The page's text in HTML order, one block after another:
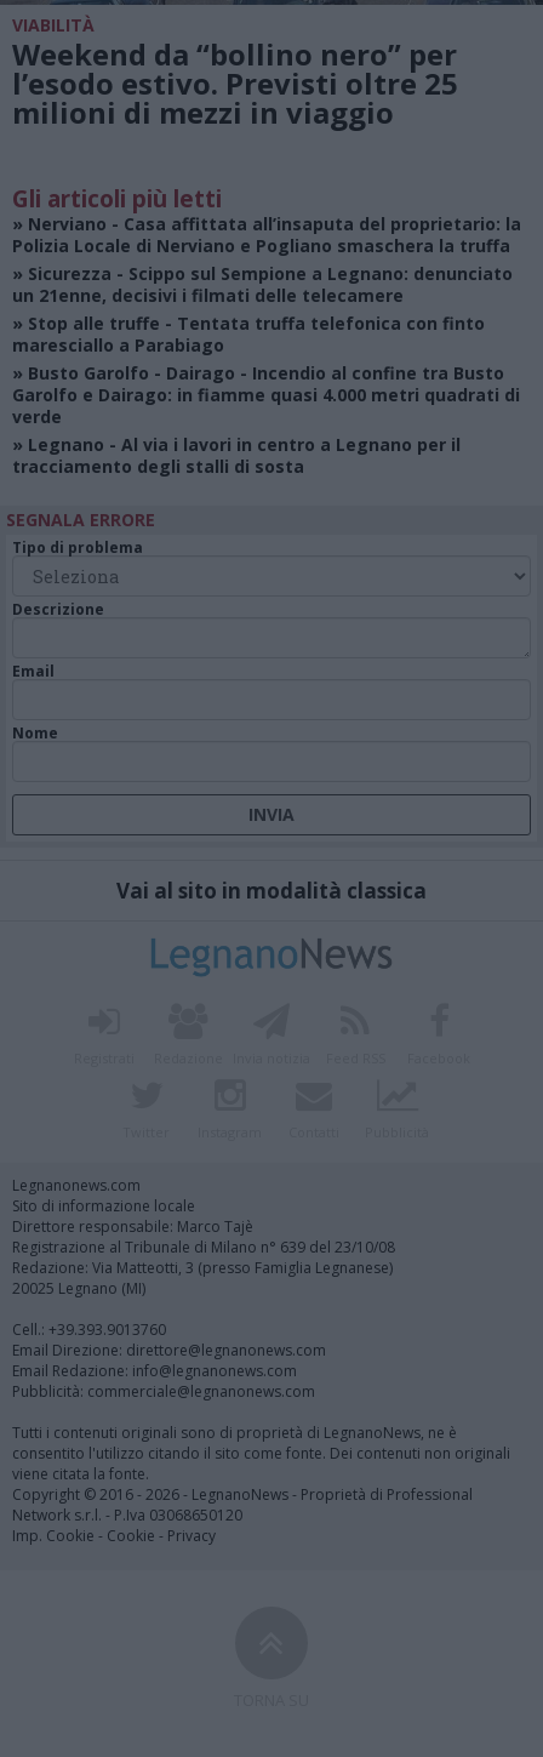
VIABILITÀ
Weekend da “bollino nero” per
l’esodo estivo. Previsti oltre 25
milioni di mezzi in viaggio
Gli articoli più letti
» Nerviano - Casa affittata all’insaputa del proprietario: la
Polizia Locale di Nerviano e Pogliano smaschera la truffa
» Sicurezza - Scippo sul Sempione a Legnano: denunciato
un 21enne, decisivi i filmati delle telecamere
» Stop alle truffe - Tentata truffa telefonica con finto
maresciallo a Parabiago
» Busto Garolfo - Dairago - Incendio al confine tra Busto
Garolfo e Dairago: in fiamme quasi 4.000 metri quadrati di
verde
» Legnano - Al via i lavori in centro a Legnano per il
tracciamento degli stalli di sosta
SEGNALA ERRORE
Tipo di problema
Descrizione
Email
Nome
Vai al sito in modalità classica
Legnanonews.com
Sito di informazione locale
Direttore responsabile: Marco Tajè
Registrazione al Tribunale di Milano n° 639 del 23/10/08
Redazione: Via Matteotti, 3 (presso Famiglia Legnanese)
20025 Legnano (MI)
Cell.: +39.393.9013760
Email Direzione: direttore@legnanonews.com
Email Redazione: info@legnanonews.com
Pubblicità: commerciale@legnanonews.com
Tutti i contenuti originali sono di proprietà di LegnanoNews, ne è
consentito l'utilizzo citando il sito come fonte. Dei contenuti non originali
viene citata la fonte.
Copyright © 2016 - 2026 - LegnanoNews - Proprietà di Professional
Network s.r.l. - P.Iva 03068650120
Imp. Cookie - Cookie - Privacy